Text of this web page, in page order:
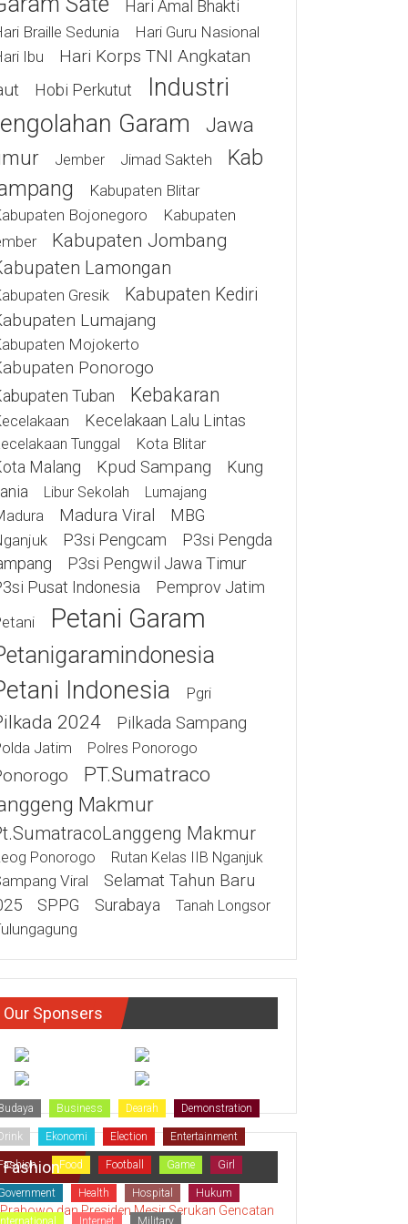
Hari Amal Bhakti
Braille Sedunia
Hari Guru Nasional
Ibu
Hari Korps TNI Angkatan
Hobi Perkutut
Industri
Garam
Jawa
Jember Jimad Sakteh
Kab
Kabupaten Blitar
Bojonegoro
Kabupaten
Kabupaten Jombang
Lamongan
Gresik
Kabupaten Kediri
Lumajang
Mojokerto
Ponorogo
Tuban Kebakaran
Kecelakaan Lalu Lintas
Tunggal Kota Blitar
Malang Kpud Sampang
Kung
Libur Sekolah Lumajang
Madura Viral MBG
P3si Pengcam
P3si Pengda
P3si Pengwil Jawa Timur
Pusat Indonesia
Pemprov Jatim
Petani Garam
Indonesia Pgri
2024 Pilkada Sampang
Jatim Polres Ponorogo
PT.Sumatraco
Makmur
Makmur
Ponorogo Rutan Kelas IIB Nganjuk
Viral
Selamat Tahun Baru
SPPG Surabaya Tanah Longsor
Our Sponsers
Fashion
Business Dearah Demonstration
Drink Ekonomi Election Entertainment
Food Football Game Girl
Health Hospital Hukum
International Internet Military